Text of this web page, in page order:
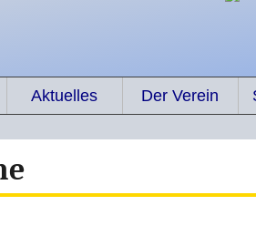
Aktuelles Der Verein